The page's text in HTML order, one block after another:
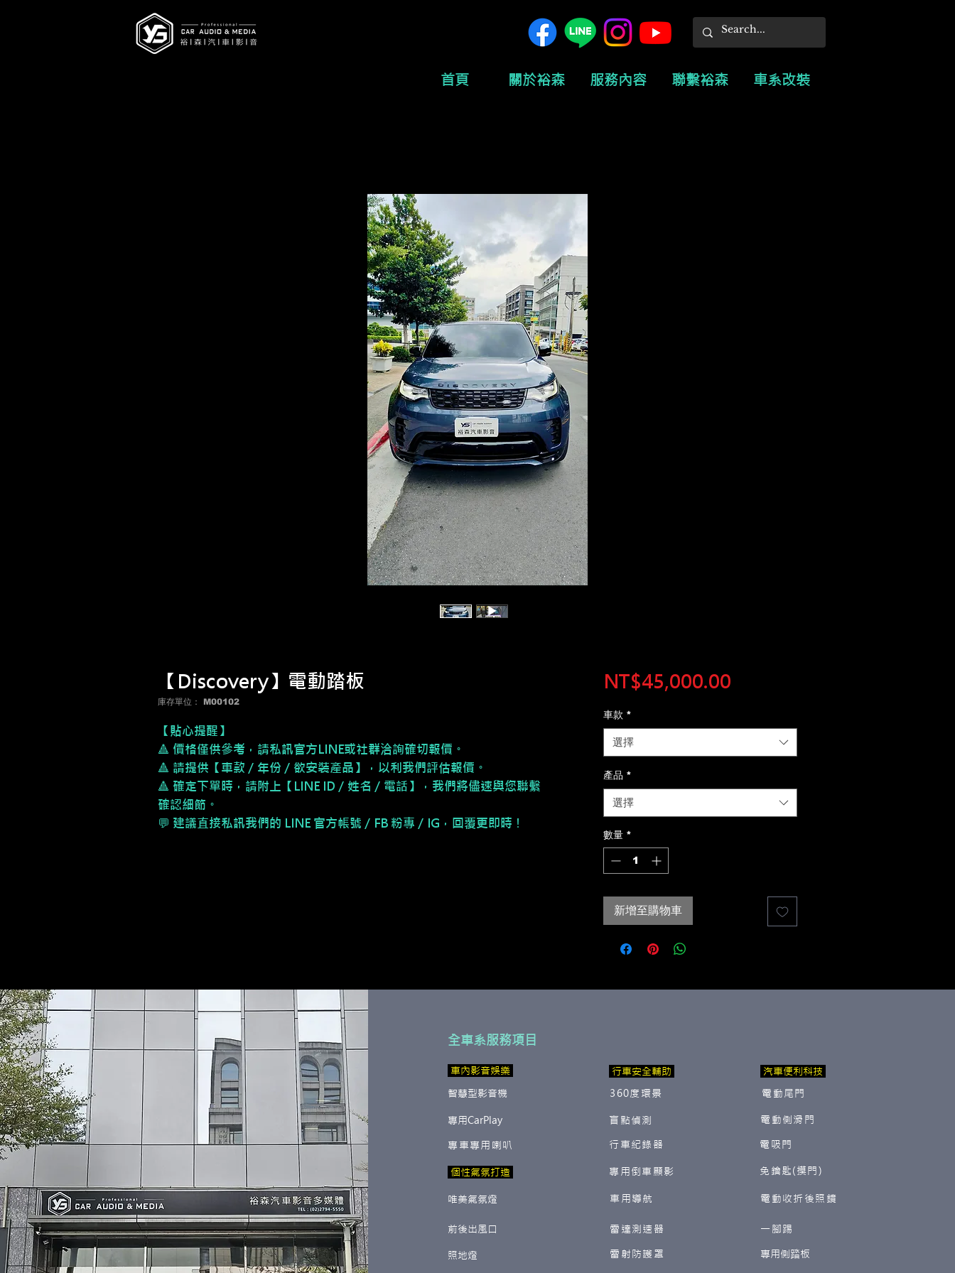
首頁 關於裕森 服務內容 聯繫裕森 車系改裝
【Discovery】電動踏板
庫存單位： M00102
【貼心提醒】
🔺 價格僅供參考，請私訊官方LINE或社群洽詢確切報價。
🔺 請提供【車款／年份／欲安裝產品】，以利我們評估報價。
🔺 確定下單時，請附上【LINE ID／姓名／電話】，我們將儘速與您聯繫
確認細節。
💬 建議直接私訊我們的 LINE 官方帳號／FB 粉專／IG，回覆更即時！
NT$45,000.00價
車款 *
選擇
產品 *
選擇
數量 *
新增至購物車
全車系服務項目
​ 車內影音娛樂
智慧型影音機
行車安全輔助
360度環景
專用CarPlay
專車專用喇叭
盲點偵測
行車紀錄器
專用倒車顯影
​ 個性氣氛打造
唯美氣氛燈 車用導航
汽車便利科技
電動尾門
電動側滑門
電吸門
免鑰匙(摸門)
電動收折後照鏡
前後出風口 雷達測速器
照地燈 雷射防護罩
一腳踢
​專用側踏板